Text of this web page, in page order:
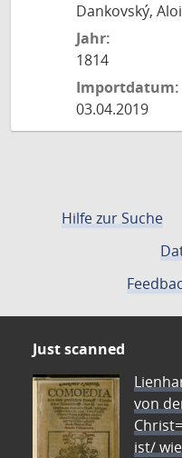
Dankovský,
Jahr:
1814
Importdatum:
03.04.2019
Hilfe zur Suche
Just scanned
von
ist/